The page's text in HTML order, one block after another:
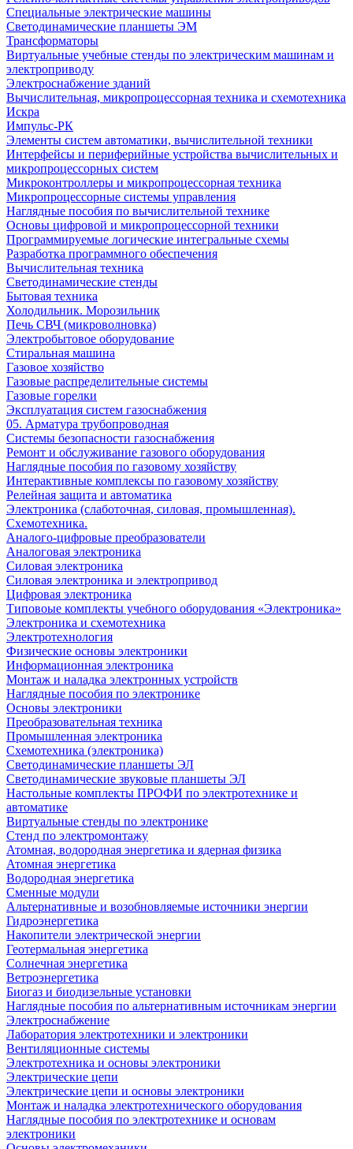
Специальные электрические машины
Светодинамические планшеты ЭМ
Трансформаторы
Виртуальные учебные стенды по электрическим машинам и
электроприводу
Электроснабжение зданий
Вычислительная, микропроцессорная техника и схемотехника
Искра
Импульс-РК
Элементы систем автоматики, вычислительной техники
Интерфейсы и периферийные устройства вычислительных и
микропроцессорных систем
Микроконтроллеры и микропроцессорная техника
Микропроцессорные системы управления
Наглядные пособия по вычислительной технике
Основы цифровой и микропроцессорной техники
Программируемые логические интегральные схемы
Разработка программного обеспечения
Вычислительная техника
Светодинамические стенды
Бытовая техника
Холодильник. Морозильник
Печь СВЧ (микроволновка)
Электробытовое оборудование
Стиральная машина
Газовое хозяйство
Газовые распределительные системы
Газовые горелки
Эксплуатация систем газоснабжения
05. Арматура трубопроводная
Системы безопасности газоснабжения
Ремонт и обслуживание газового оборудования
Наглядные пособия по газовому хозяйству
Интерактивные комплексы по газовому хозяйству
Релейная защита и автоматика
Электроника (слаботочная, силовая, промышленная).
Схемотехника.
Аналого-цифровые преобразователи
Аналоговая электроника
Cиловая электроника
Cиловая электроника и электропривод
Цифровая электроника
Типовоые комплекты учебного оборудования «Электроника»
Электроника и схемотехника
Электротехнология
Физические основы электроники
Информационная электроника
Монтаж и наладка электронных устройств
Наглядные пособия по электронике
Основы электроники
Преобразовательная техника
Промышленная электроника
Схемотехника (электроника)
Светодинамические планшеты ЭЛ
Светодинамические звуковые планшеты ЭЛ
Настольные комплекты ПРОФИ по электротехнике и
автоматике
Виртуальные стенды по электронике
Стенд по электромонтажу
Атомная, водородная энергетика и ядерная физика
Атомная энергетика
Водородная энергетика
Сменные модули
Альтернативные и возобновляемые источники энергии
Гидроэнергетика
Накопители электрической энергии
Геотермальная энергетика
Солнечная энергетика
Ветроэнергетика
Биогаз и биодизельные установки
Наглядные пособия по альтернативным источникам энергии
Электроснабжение
Лаборатория электротехники и электроники
Вентиляционные системы
Электротехника и основы электроники
Электрические цепи
Электрические цепи и основы электроники
Монтаж и наладка электротехнического оборудования
Наглядные пособия по электротехнике и основам
электроники